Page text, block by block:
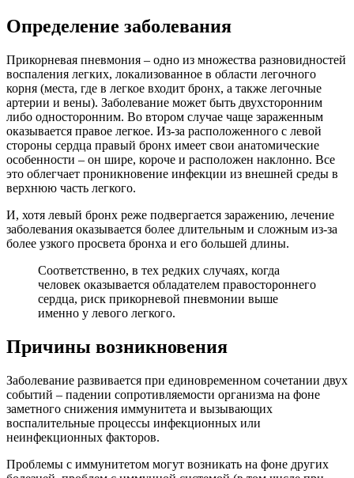
Определение заболевания
Прикорневая пневмония – одно из множества разновидностей
воспаления легких, локализованное в области легочного
корня (места, где в легкое входит бронх, а также легочные
артерии и вены). Заболевание может быть двухсторонним
либо односторонним. Во втором случае чаще зараженным
оказывается правое легкое. Из-за расположенного с левой
стороны сердца правый бронх имеет свои анатомические
особенности – он шире, короче и расположен наклонно. Все
это облегчает проникновение инфекции из внешней среды в
верхнюю часть легкого.
И, хотя левый бронх реже подвергается заражению, лечение
заболевания оказывается более длительным и сложным из-за
более узкого просвета бронха и его большей длины.
Соответственно, в тех редких случаях, когда
человек оказывается обладателем правостороннего
сердца, риск прикорневой пневмонии выше
именно у левого легкого.
Причины возникновения
Заболевание развивается при единовременном сочетании двух
событий – падении сопротивляемости организма на фоне
заметного снижения иммунитета и вызывающих
воспалительные процессы инфекционных или
неинфекционных факторов.
Проблемы с иммунитетом могут возникать на фоне других